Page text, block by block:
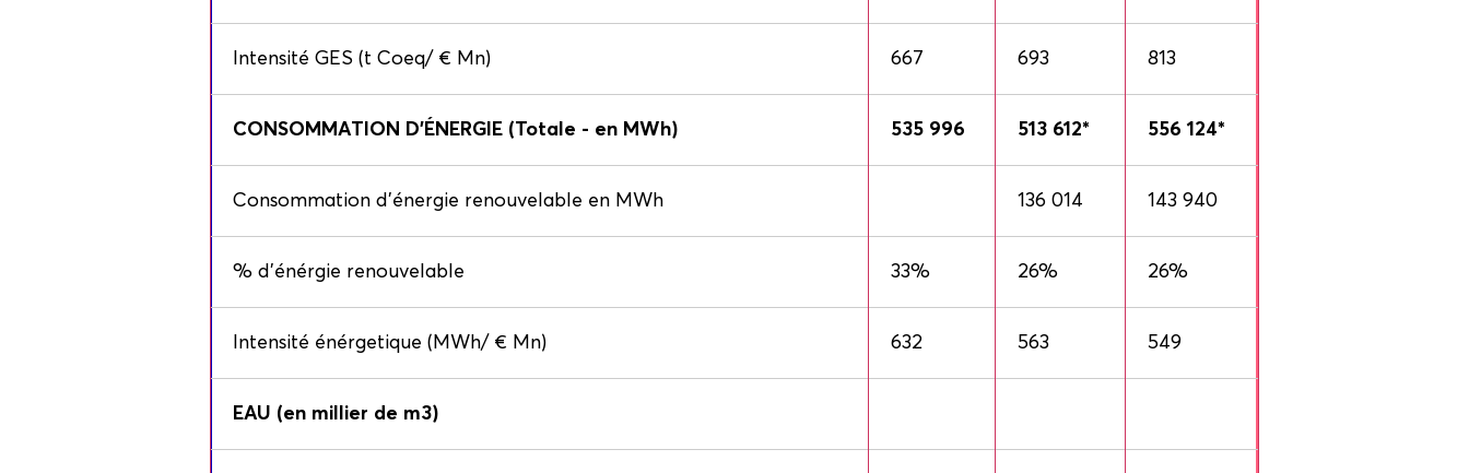
Intensité GES (t Coeq/ € Mn) 667 693 813
CONSOMMATION D'ÉNERGIE (Totale - en MWh) 535 996 513 612* 556 124*
Consommation d'énergie renouvelable en MWh 136 014 143 940
% d'énérgie renouvelable 33% 26% 26%
Intensité énérgetique (MWh/ € Mn) 632 563 549
EAU (en millier de m3)